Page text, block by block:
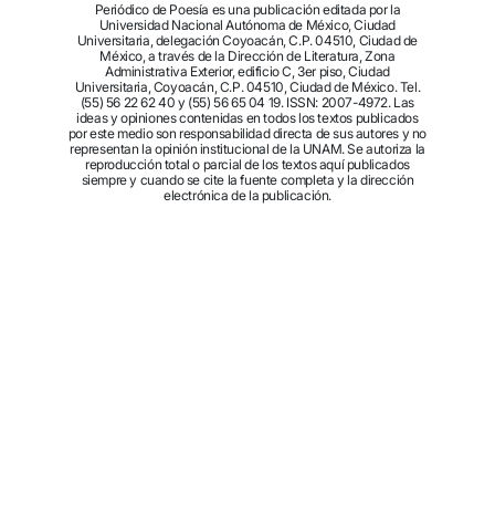
Periódico de Poesía es una publicación editada por la
Universidad Nacional Autónoma de México, Ciudad
Universitaria, delegación Coyoacán, C.P. 04510, Ciudad de
México, a través de la Dirección de Literatura, Zona
Administrativa Exterior, edificio C, 3er piso, Ciudad
Universitaria, Coyoacán, C.P. 04510, Ciudad de México. Tel.
(55) 56 22 62 40 y (55) 56 65 04 19. ISSN: 2007-4972. Las
ideas y opiniones contenidas en todos los textos publicados
por este medio son responsabilidad directa de sus autores y no
representan la opinión institucional de la UNAM. Se autoriza la
reproducción total o parcial de los textos aquí publicados
siempre y cuando se cite la fuente completa y la dirección
electrónica de la publicación.